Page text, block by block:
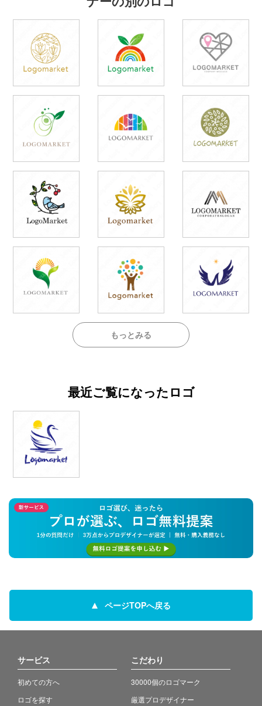
もっとみる
最近ご覧になったロゴ
ページTOPへ戻る
サービス
初めての方へ
ロゴを探す
こだわり
30000個のロゴマーク
厳選プロデザイナー